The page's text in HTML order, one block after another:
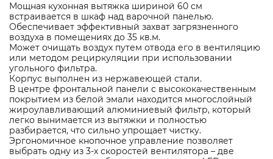
Мощная кухонная вытяжка шириной 60 см
встраивается в шкаф над варочной панелью.
Обеспечивает эффективный захват загрязненного
воздуха в помещениях до 35 кв.м.
Может очищать воздух путем отвода его в вентиляцию
или методом рециркуляции при использовании
угольного фильтра.
Корпус выполнен из нержавеющей стали.
В центре фронтальной панели с высококачественным
покрытием из белой эмали находится многослойный
жироулавливающий алюминиевый фильтр, который
легко вынимается из вытяжки и полностью
разбирается, что сильно упрощает чистку.
Эргономичное кнопочное управление позволяет
выбрать одну из 3-х скоростей вентилятора – две